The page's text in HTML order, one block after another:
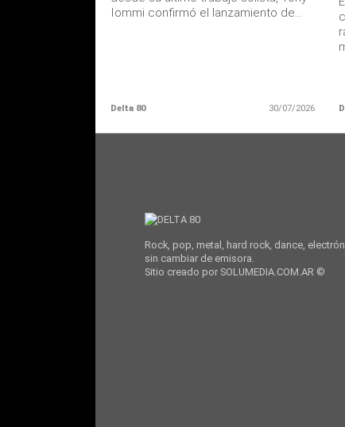
Iommi confirmó el lanzamiento de...
Delta 80 30/07/2026
Rock, pop, metal, hard rock, dance,
sin cambiar de emisora.
Sitio creado por SOLUMEDIA.COM.AR ©